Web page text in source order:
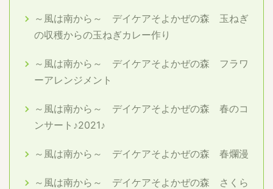
～風は南から～ デイケアそよかぜの森 玉ねぎ
の収穫からの玉ねぎカレー作り
～風は南から～ デイケアそよかぜの森 フラワ
ーアレンジメント
～風は南から～ デイケアそよかぜの森 春のコ
ンサート♪2021♪
～風は南から～ デイケアそよかぜの森 春爛漫
～風は南から～ デイケアそよかぜの森 さくら